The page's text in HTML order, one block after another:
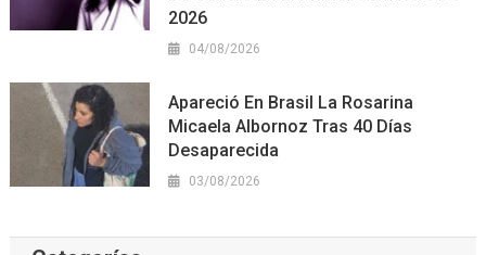
2026
04/08/2026
Apareció En Brasil La Rosarina
Micaela Albornoz Tras 40 Días
Desaparecida
03/08/2026